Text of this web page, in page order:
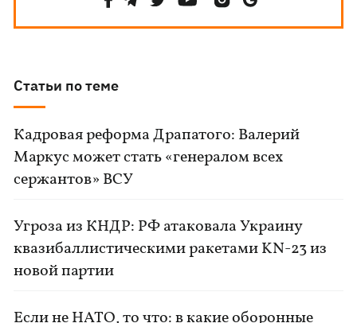
Статьи по теме
Кадровая реформа Драпатого: Валерий
Маркус может стать «генералом всех
сержантов» ВСУ
Угроза из КНДР: РФ атаковала Украину
квазибаллистическими ракетами KN-23 из
новой партии
Если не НАТО, то что: в какие оборонные